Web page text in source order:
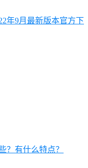
年9月最新版本官方下
？有什么特点？